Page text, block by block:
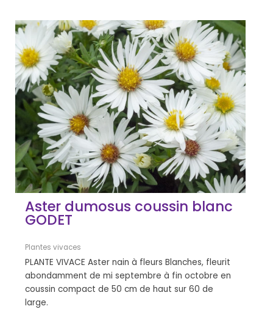
Aster dumosus coussin blanc
GODET
Plantes vivaces
PLANTE VIVACE Aster nain à fleurs Blanches, fleurit
abondamment de mi septembre à fin octobre en
coussin compact de 50 cm de haut sur 60 de
large.